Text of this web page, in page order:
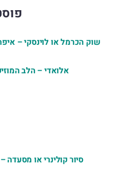
שוק הכרמל או לוינסקי –
אלואדי – הלב
סיור קולינרי או